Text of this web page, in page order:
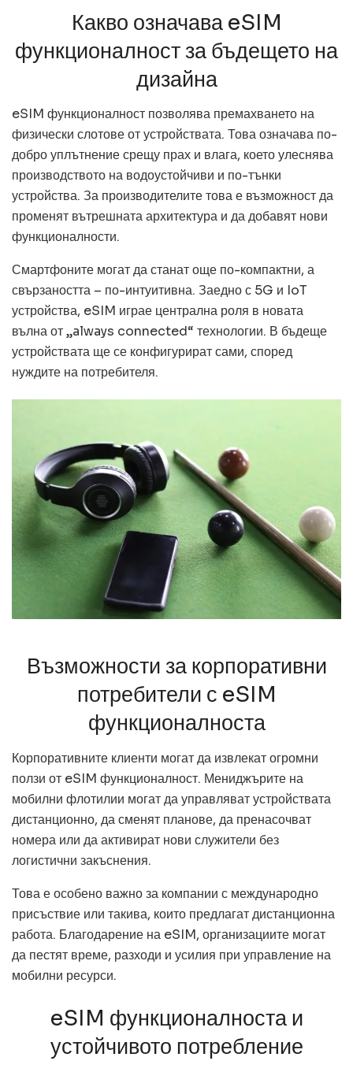
Какво означава eSIM
функционалност за бъдещето на
дизайна
eSIM функционалност позволява премахването на
физически слотове от устройствата. Това означава по-
добро уплътнение срещу прах и влага, което улеснява
производството на водоустойчиви и по-тънки
устройства. За производителите това е възможност да
променят вътрешната архитектура и да добавят нови
функционалности.
Смартфоните могат да станат още по-компактни, а
свързаността – по-интуитивна. Заедно с 5G и IoT
устройства, eSIM играе централна роля в новата
вълна от „always connected“ технологии. В бъдеще
устройствата ще се конфигурират сами, според
нуждите на потребителя.
Възможности за корпоративни
потребители с eSIM
функционалноста
Корпоративните клиенти могат да извлекат огромни
ползи от eSIM функционалност. Мениджърите на
мобилни флотилии могат да управляват устройствата
дистанционно, да сменят планове, да пренасочват
номера или да активират нови служители без
логистични закъснения.
Това е особено важно за компании с международно
присъствие или такива, които предлагат дистанционна
работа. Благодарение на eSIM, организациите могат
да пестят време, разходи и усилия при управление на
мобилни ресурси.
eSIM функционалноста и
устойчивото потребление